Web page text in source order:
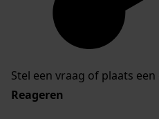
Stel een vraag of plaats
Reageren